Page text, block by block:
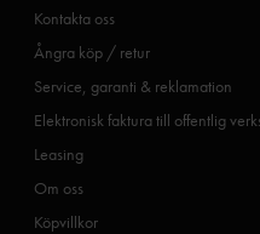
Kontakta oss
Ångra köp / retur
Service, garanti & reklamation
Elektronisk faktura till offentlig
Leasing
Om oss
Köpvillkor